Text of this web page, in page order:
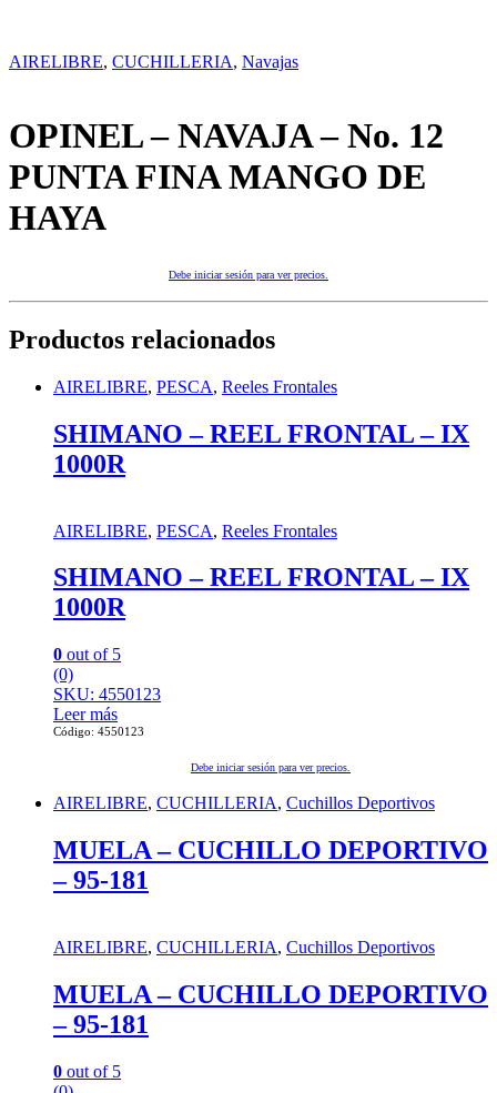
AIRELIBRE, CUCHILLERIA, Navajas
OPINEL – NAVAJA – No. 12
PUNTA FINA MANGO DE
HAYA
Debe iniciar sesión para ver precios.
Productos relacionados
AIRELIBRE, PESCA, Reeles Frontales
SHIMANO – REEL FRONTAL – IX
1000R
AIRELIBRE, PESCA, Reeles Frontales
SHIMANO – REEL FRONTAL – IX
1000R
0 out of 5
(0)
SKU: 4550123
Leer más
Código: 4550123
Debe iniciar sesión para ver precios.
AIRELIBRE, CUCHILLERIA, Cuchillos Deportivos
MUELA – CUCHILLO DEPORTIVO
– 95-181
AIRELIBRE, CUCHILLERIA, Cuchillos Deportivos
MUELA – CUCHILLO DEPORTIVO
– 95-181
0 out of 5